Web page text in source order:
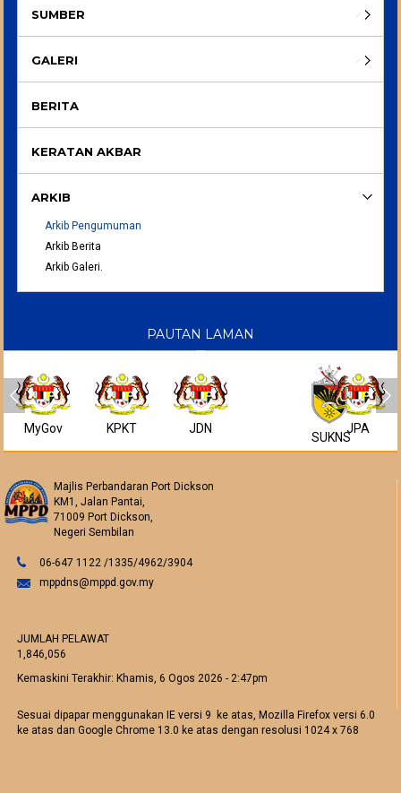
SUMBER
GALERI
BERITA
KERATAN AKBAR
ARKIB
Arkib Pengumuman
Arkib Berita
Arkib Galeri.
PAUTAN LAMAN
MyGov KPKT JDN
SUKNS
JPA
Majlis Perbandaran Port Dickson
KM1, Jalan Pantai,
71009 Port Dickson,
Negeri Sembilan
06-647 1122 /1335/4962/3904
mppdns@mppd.gov.my
JUMLAH PELAWAT
1,846,056
Kemaskini Terakhir:Khamis, 6 Ogos 2026 - 2:47pm
Sesuai dipapar menggunakan IE versi 9 ke atas, Mozilla Firefox versi 6.0
ke atas dan Google Chrome 13.0 ke atas dengan resolusi 1024 x 768